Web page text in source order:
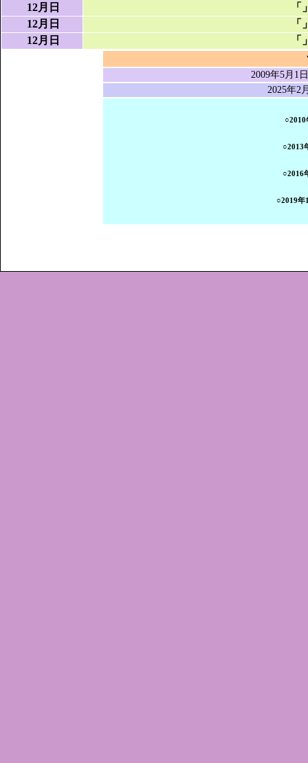
12月日
「
12月日
「
12月日
「
2009年5月1
2025年2
○2010
○2013
○2016
○2019年